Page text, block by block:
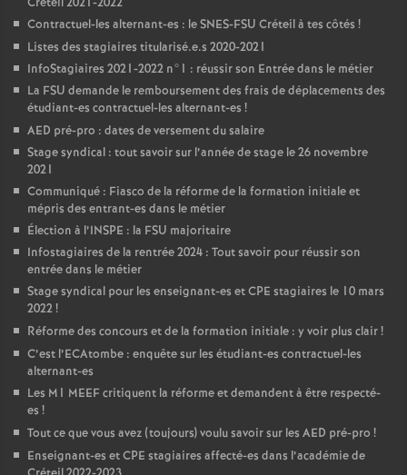
Contractuel-les alternant-es : leSNES-FSU Créteil à tes côtés !
Listes des stagiaires titularisé.e.s 2020-2021
InfoStagiaires 2021-2022 n°1 : réussir son Entrée dans le métier
La FSU demande le remboursement des frais de déplacements des
étudiant-es contractuel-les alternant-es !
AED pré-pro : dates de versement du salaire
Stage syndical : tout savoir sur l’année de stage le 26 novembre
2021
Communiqué : Fiasco de la réforme de la formation initiale et
mépris des entrant-es dans le métier
Élection à l’INSPE : la FSU majoritaire
Infostagiaires de la rentrée 2024 : Tout savoir pour réussir son
entrée dans le métier
Stage syndical pour les enseignant-es etCPE stagiaires le 10 mars
2022!
Réforme des concours et de la formation initiale : y voir plus clair!
C’est l’ECAtombe : enquête sur les étudiant-es contractuel-les
alternant-es
Les M1 MEEFcritiquent la réforme et demandent à être respecté-
es !
Tout ce que vous avez (toujours) voulu savoir sur les AED pré-pro !
Enseignant-es etCPE stagiaires affecté-es dans l’académie de